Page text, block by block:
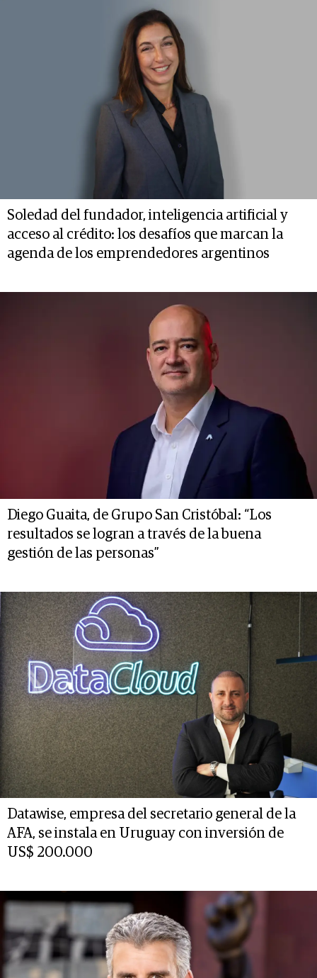
Soledad del fundador, inteligencia artificial y
acceso al crédito: los desafíos que marcan la
agenda de los emprendedores argentinos
Diego Guaita, de Grupo San Cristóbal: “Los
resultados se logran a través de la buena
gestión de las personas”
Datawise, empresa del secretario general de la
AFA, se instala en Uruguay con inversión de
US$ 200.000